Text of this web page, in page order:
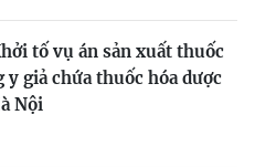
tố vụ án sản xuất thuốc
y giả chứa thuốc hóa dược
Nội